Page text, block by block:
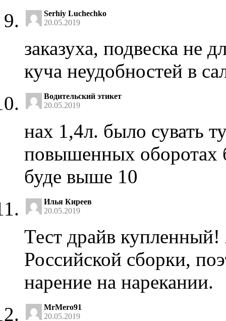
Serhiy Luchechko
20.05.2019
заказуха, подвеска не
куча неудобностей в
Водительский этикет
20.05.2019
нах 1,4л. было сувать
повышенных оборотах
буде выше 10
Илья Киреев
20.05.2019
Тест драйв купленный!
Российской сборки,
нарение на нарекании.
MrMero91
20.05.2019